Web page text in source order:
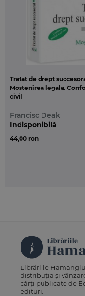
Tratat de drept
Mostenirea legala.
civil
Francisc Deak
44,00 ron
Indisponibilă
Librăriile
distribuția și
cărți publicate de
edituri.